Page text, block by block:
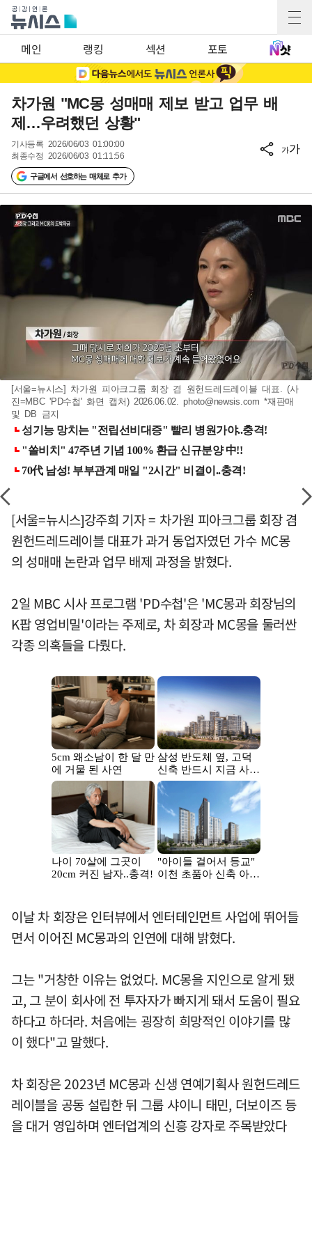
메인 랭킹 섹션 포토
차가원 "MC몽 성매매 제보 받고 업무 배
제…우려했던 상황"
기사등록 2026/06/03 01:00:00
최종수정 2026/06/03 01:11:56
구글에서 선호하는 매체로 추가
가가
[서울=뉴시스] 차가원 피아크그룹 회장 겸 원헌드레드레이블 대표. (사
진=MBC 'PD수첩' 화면 캡처) 2026.06.02.photo@newsis.com *재판매
및 DB 금지
[서울=뉴시스]강주희 기자 = 차가원 피아크그룹 회장 겸
원헌드레드레이블 대표가 과거 동업자였던 가수 MC몽
의 성매매 논란과 업무 배제 과정을 밝혔다.
2일 MBC 시사 프로그램 'PD수첩'은 'MC몽과 회장님의
K팝 영업비밀'이라는 주제로, 차 회장과 MC몽을 둘러싼
각종 의혹들을 다뤘다.
이날 차 회장은 인터뷰에서 엔터테인먼트 사업에 뛰어들
면서 이어진 MC몽과의 인연에 대해 밝혔다.
그는 "거창한 이유는 없었다. MC몽을 지인으로 알게 됐
고, 그 분이 회사에 전 투자자가 빠지게 돼서 도움이 필요
하다고 하더라. 처음에는 굉장히 희망적인 이야기를 많
이 했다"고 말했다.
차 회장은 2023년 MC몽과 신생 연예기획사 원헌드레드
레이블을 공동 설립한 뒤 그룹 샤이니 태민, 더보이즈 등
을 대거 영입하며 엔터업계의 신흥 강자로 주목받았다